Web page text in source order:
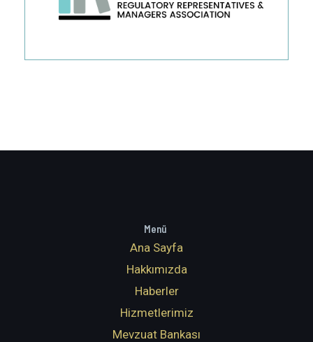
Menü
Ana Sayfa
Hakkımızda
Haberler
Hizmetlerimiz
Mevzuat Bankası